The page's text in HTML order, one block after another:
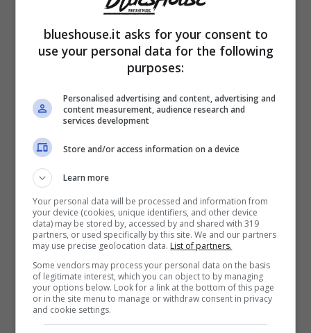
, in edicola oggi.
Al settimanale Oggi, invece, lui stesso aveva
dichiarato che ildivorzio dalla moglie lo
aveva fatto soffrire molto
sofferta, avvenuta diverso tempo fa, nel
2009. Scotti ha anche ammesso che si tratta
di un dolore difficile da superare spiegando
di aver appreso il grande senso della famiglia
dai suoi genitori.
Per alleviare il dolore ci sono voluti anni, nel
frattempo, però, è anche riuscito a creare un
blueshouse.it asks for your consent to
use your personal data for the following
purposes:
Personalised advertising and content, advertising and
content measurement, audience research and
services development
Store and/or access information on a device
Learn more
Your personal data will be processed and information from
your device (cookies, unique identifiers, and other device
data) may be stored by, accessed by and shared with 319
partners, or used specifically by this site. We and our partners
may use precise geolocation data. List of partners.
Some vendors may process your personal data on the basis
of legitimate interest, which you can object to by managing
your options below. Look for a link at the bottom of this page
or in the site menu to manage or withdraw consent in privacy
and cookie settings.